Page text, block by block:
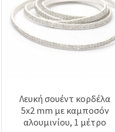
Λευκή σουέντ κορδέλα
5x2 mm με καμποσόν
αλουμινίου, 1 μέτρο